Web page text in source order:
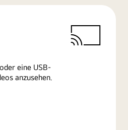
eine USB-
anzusehen.